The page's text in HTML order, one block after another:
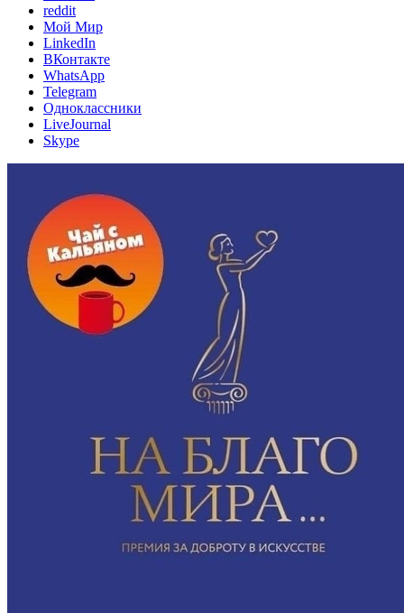
reddit
Мой Мир
LinkedIn
ВКонтакте
WhatsApp
Telegram
Одноклассники
LiveJournal
Skype